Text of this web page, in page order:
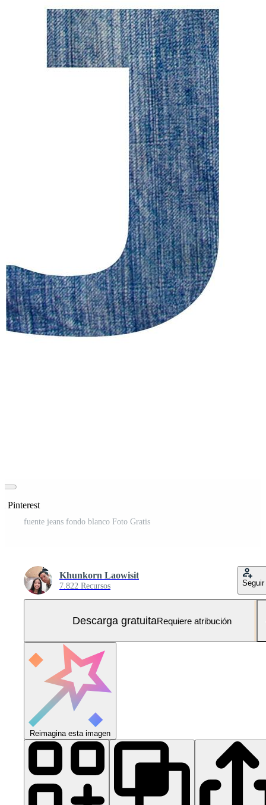
Pinterest
fuente jeans fondo blanco Foto Gratis
Khunkorn Laowisit
7.822 Recursos Seguir
Descarga gratuitaRequiere atribución
Reimagina esta imagen